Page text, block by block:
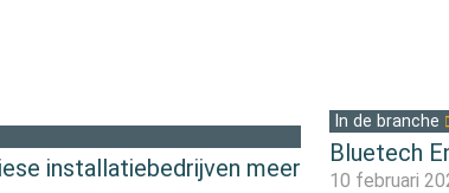
installatiebedrijven meer
In de branche
Bluetech
10 februari